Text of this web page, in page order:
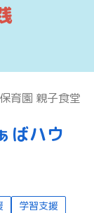
育園 親子食堂
ばハウ
学習支援